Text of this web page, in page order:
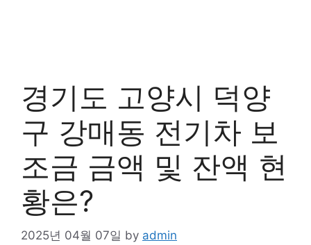
경기도 고양시 덕양
구 강매동 전기차 보
조금 금액 및 잔액 현
황은?
2025년 04월 07일 by admin